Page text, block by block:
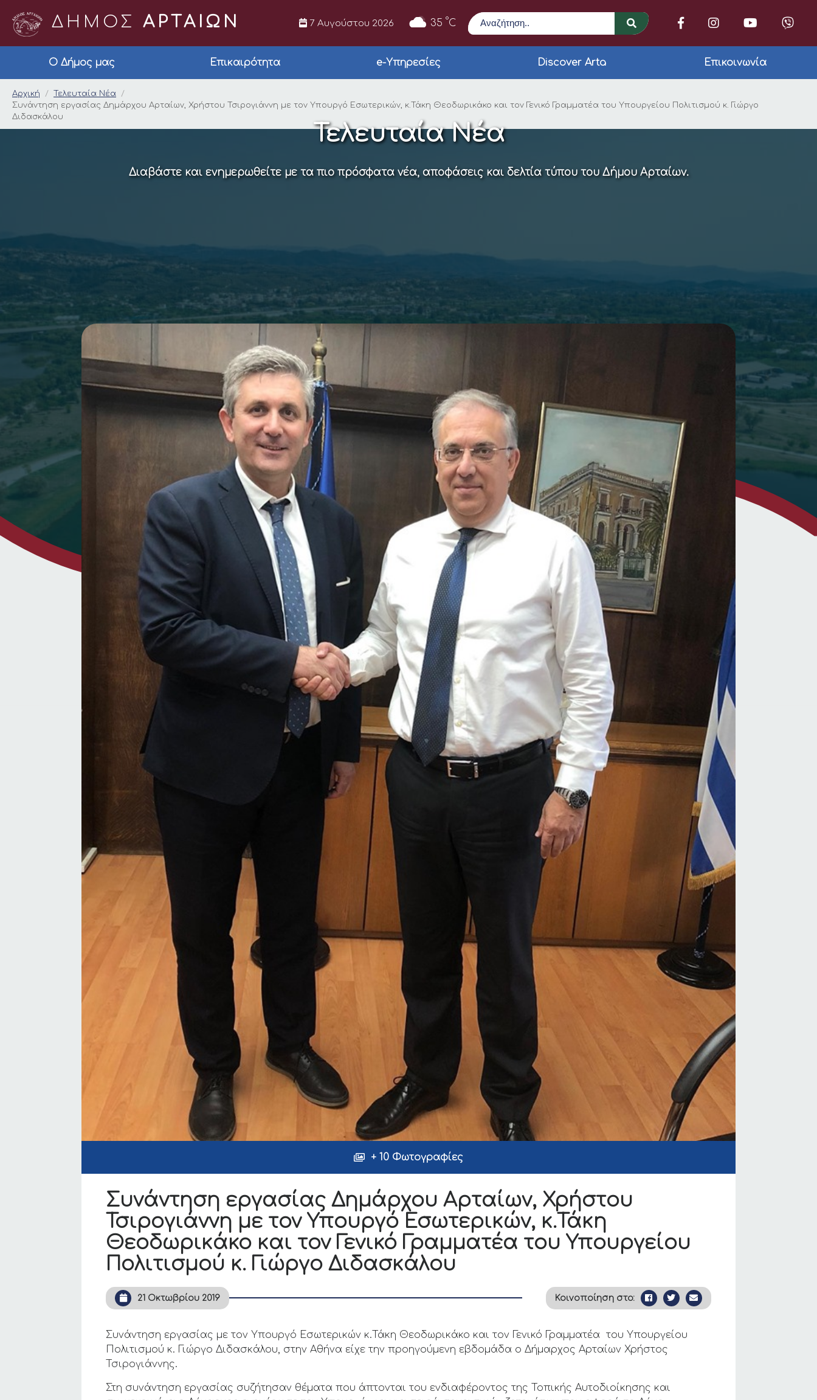
ΔΗΜΟΣ ΑΡΤΑΙΩΝ 7 Αυγούστου 2026 35 °C
Αναζήτηση
Ο Δήμος μας Επικαιρότητα e-Υπηρεσίες Discover Arta Επικοινωνία
Συνάντηση εργασίας Δημάρχου Αρταίων, Χρήστου
Αρχική
Τελευταία Νέα
Συνάντηση εργασίας Δημάρχου Αρταίων, Χρήστου Τσιρογιάννη με τον Υπουργό Εσωτερικών, κ.Τάκη Θεοδωρικάκο και τον Γενικό Γραμματέα του Υπουργείου Πολιτισμού κ. Γιώργο
Διδασκάλου
Τελευταία Νέα
Διαβάστε και ενημερωθείτε με τα πιο πρόσφατα νέα, αποφάσεις και δελτία τύπου του Δήμου Αρταίων.
+ 10 Φωτογραφίες
Συνάντηση εργασίας Δημάρχου Αρταίων, Χρήστου
Τσιρογιάννη με τον Υπουργό Εσωτερικών, κ.Τάκη
Θεοδωρικάκο και τον Γενικό Γραμματέα του Υπουργείου
Πολιτισμού κ. Γιώργο Διδασκάλου
21 Οκτωβρίου 2019 Κοινοποίηση στο:
Συνάντηση εργασίας με τον Υπουργό Εσωτερικών κ.Τάκη Θεοδωρικάκο και τον Γενικό Γραμματέα του Υπουργείου
Πολιτισμού κ. Γιώργο Διδασκάλου, στην Αθήνα είχε την προηγούμενη εβδομάδα ο Δήμαρχος Αρταίων Χρήστος
Τσιρογιάννης.
Στη συνάντηση εργασίας συζήτησαν θέματα που άπτονται του ενδιαφέροντος της Τοπικής Αυτοδιοίκησης και